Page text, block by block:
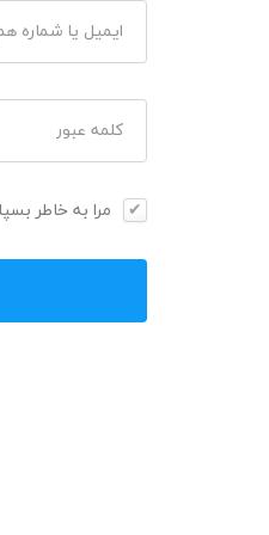
ایمیل یا شماره
کلمه عبور
مرا به خاطر